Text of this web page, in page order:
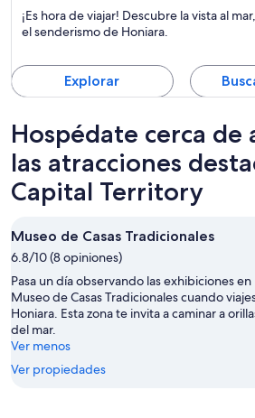
Mar,
Islas
¡Es hora de viajar! Descubre la vista al
el senderismo de Honiara.
Explorar
Hospédate cerca de
las atracciones
Capital Territory
Museo de Casas Tradicionales
6.8/10 (8 opiniones)
Pasa un día observando las exhibiciones en
Museo de Casas Tradicionales cuando
Honiara. Esta zona te invita a caminar a
del mar.
Ver menos
Ver propiedades